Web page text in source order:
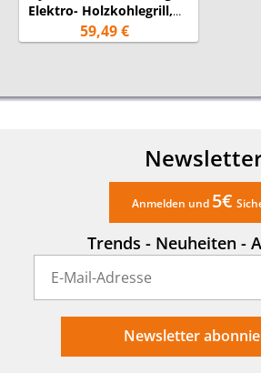
Elektro- Holzkohlegrill,
44x29cm, 2000W
59,49 €
Anmelden und 5€
Trends - Neuheiten -
Newsletter